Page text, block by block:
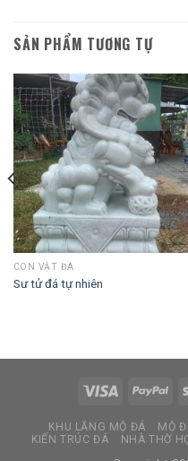
SẢN PHẨM TƯƠNG TỰ
CON VẬT ĐÁ
Sư tử đá tự nhiên
KHU LĂNG MỘ ĐÁ MỘ
KIẾN TRÚC ĐÁ
NHÀ THỜ